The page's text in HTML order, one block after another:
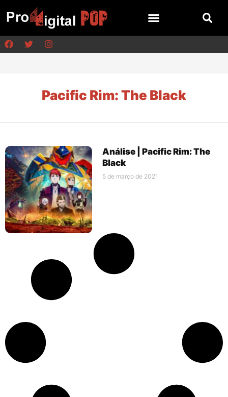
Pacific Rim: The Black
Análise | Pacific Rim: The
Black
5 de março de 2021